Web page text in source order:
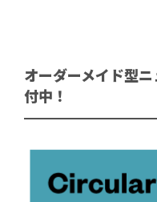
オーダーメイド型
付中！